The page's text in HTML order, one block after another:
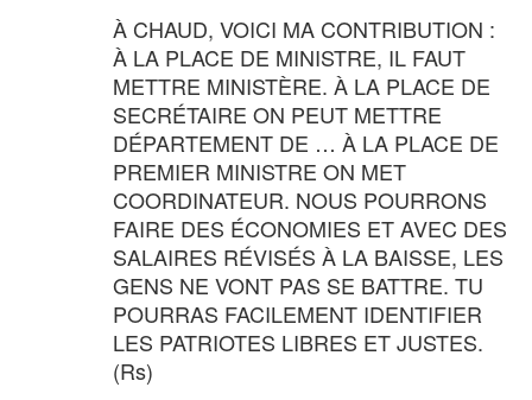
À CHAUD, VOICI MA CONTRIBUTION :
À LA PLACE DE MINISTRE, IL FAUT
METTRE MINISTÈRE. À LA PLACE DE
SECRÉTAIRE ON PEUT METTRE
DÉPARTEMENT DE … À LA PLACE DE
PREMIER MINISTRE ON MET
COORDINATEUR. NOUS POURRONS
FAIRE DES ÉCONOMIES ET AVEC DES
SALAIRES RÉVISÉS À LA BAISSE, LES
GENS NE VONT PAS SE BATTRE. TU
POURRAS FACILEMENT IDENTIFIER
LES PATRIOTES LIBRES ET JUSTES.
(Rs)